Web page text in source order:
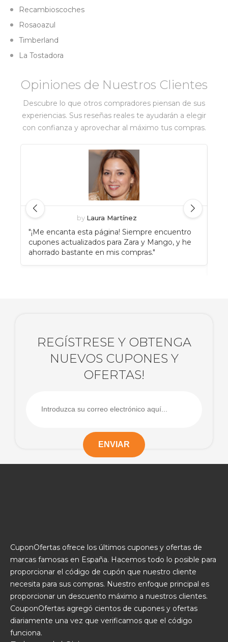
Recambioscoches
Rosaoazul
Timberland
La Tostadora
Opiniones de Nuestros Clientes
Descubre lo que otros compradores piensan de sus
experiencias. Sus reseñas reales te ayudarán a elegir
con confianza y aprovechar al máximo tus compras.
by Laura Martínez
"¡Me encanta esta página! Siempre encuentro
cupones actualizados para Zara y Mango, y he
ahorrado bastante en mis compras."
REGÍSTRESE Y OBTENGA
NUEVOS CUPONES Y
OFERTAS!
CuponOfertas ofrece los últimos cupones y ofertas de
marcas famosas en España. Hacemos todo lo posible para
proporcionar el código de cupón que nuestro cliente
necesita para sus compras. Nuestro enfoque principal es
proporcionar un descuento máximo a nuestros clientes.
CouponOfertas agregó cientos de cupones y ofertas
diariamente una vez que verificamos que el código
funciona.